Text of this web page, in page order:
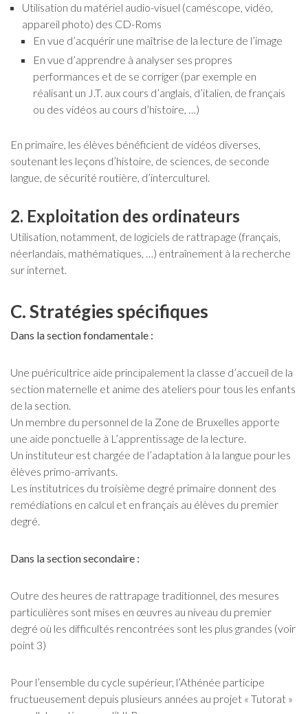
Utilisation du matériel audio-visuel (caméscope, vidéo,
appareil photo) des CD-Roms
En vue d’acquérir une maîtrise de la lecture de l’image
En vue d’apprendre à analyser ses propres
performances et de se corriger (par exemple en
réalisant un J.T. aux cours d’anglais, d’italien, de français
ou des vidéos au cours d’histoire, …)
En primaire, les élèves bénéficient de vidéos diverses,
soutenant les leçons d’histoire, de sciences, de seconde
langue, de sécurité routière, d’interculturel.
2. Exploitation des ordinateurs
Utilisation, notamment, de logiciels de rattrapage (français,
néerlandais, mathématiques, …) entraînement à la recherche
sur internet.
C. Stratégies spécifiques
Dans la section fondamentale :
Une puéricultrice aide principalement la classe d’accueil de la
section maternelle et anime des ateliers pour tous les enfants
de la section.
Un membre du personnel de la Zone de Bruxelles apporte
une aide ponctuelle à L’apprentissage de la lecture.
Un instituteur est chargée de l’adaptation à la langue pour les
élèves primo-arrivants.
Les institutrices du troisième degré primaire donnent des
remédiations en calcul et en français au élèves du premier
degré.
Dans la section secondaire :
Outre des heures de rattrapage traditionnel, des mesures
particulières sont mises en œuvres au niveau du premier
degré où les difficultés rencontrées sont les plus grandes (voir
point 3)
Pour l’ensemble du cycle supérieur, l’Athénée participe
fructueusement depuis plusieurs années au projet « Tutorat »